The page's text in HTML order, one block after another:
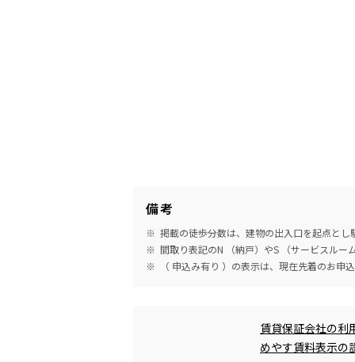
備考
掲載の徒歩分数は、建物の出入口を起点と
間取り表記のN （納戸）やS （サービスル
（ 申込み有り ）の表示は、現在先着のお
めやす賃料表示賃貸保証会社の利
めやす賃料表示の